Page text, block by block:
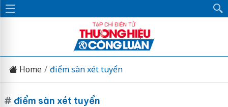
Home điểm sàn xét tuyển
# điểm sàn xét tuyển